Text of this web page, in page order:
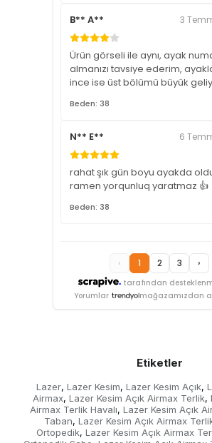
B** A** 3
Ürün görseli ile aynı, ayak
almanızı tavsiye ederim,
ince ise üst bölümü büyük
Beden: 38
N** E** 6
rahat şık gün boyu ayakda
ramen yorqunluq yaratmaz 👍
Beden: 38
tarafından
‹ 1 2 3 ›
Yorumlar mağazamızdan
Etiketler
Lazer, Lazer Kesim, Lazer Kesim Açık,
Airmax, Lazer Kesim Açık Airmax Terlik,
Airmax Terlik Havalı, Lazer Kesim Açık
Taban, Lazer Kesim Açık Airmax
Ortopedik, Lazer Kesim Açık Airmax